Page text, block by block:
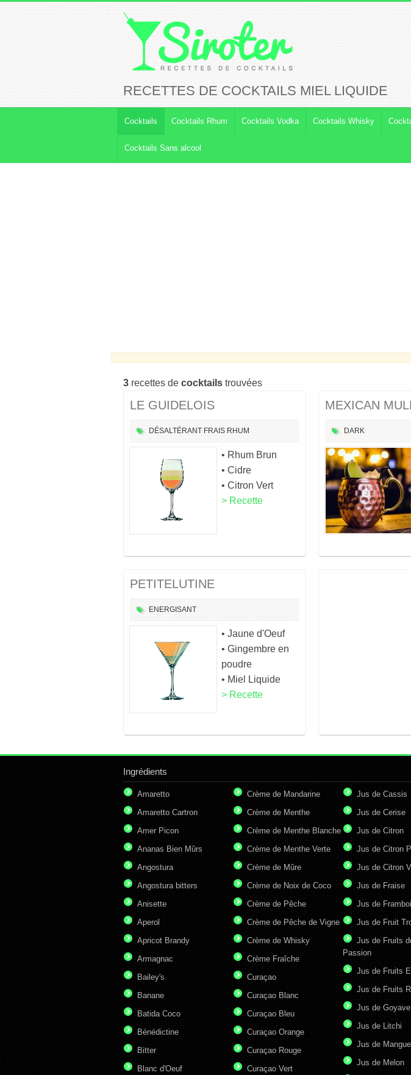
RECETTES DE COCKTAILS MIEL LIQUIDE
Cocktails Cocktails Rhum Cocktails Vodka Cocktails Whisky
Cocktails Sans alcool
3 recettes de cocktails trouvées
LE GUIDELOIS
DÉSALTÉRANT FRAIS RHUM
• Rhum Brun
• Cidre
• Citron Vert
> Recette
MEXICAN
DARK
PETITELUTINE
ENERGISANT
• Jaune d'Oeuf
• Gingembre en
poudre
• Miel Liquide
> Recette
Ingrédients
Amaretto
Amaretto Cartron
Amer Picon
Ananas Bien Mûrs
Angostura
Angostura bitters
Anisette
Aperol
Apricot Brandy
Armagnac
Bailey's
Banane
Batida Coco
Bénédictine
Bitter
Blanc d'Oeuf
Crème de Mandarine
Crème de Menthe
Crème de Menthe Blanche
Crème de Menthe Verte
Crème de Mûre
Crème de Noix de Coco
Crème de Pêche
Crème de Pêche de Vigne
Crème de Whisky
Crème Fraîche
Curaçao
Curaçao Blanc
Curaçao Bleu
Curaçao Orange
Curaçao Rouge
Curaçao Vert
Jus de Cassis
Jus de Cerise
Jus de Citron
Jus de Citron
Jus de Citron
Jus de Fraise
Jus de
Jus de Fruit
Jus de Fruits
Passion
Jus de Fruits
Jus de Fruits
Jus de Goyave
Jus de Litchi
Jus de Mangue
Jus de Melon